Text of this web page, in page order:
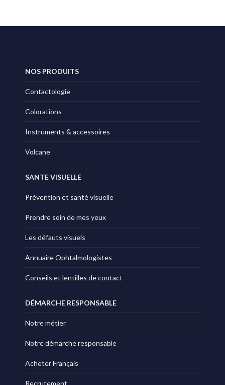
NOS PRODUITS
Contactologie
Colorations
Instruments & accessoires
Volcane
SANTE VISUELLE
Prévention et santé visuelle
Prendre soin de mes yeux
Les défauts visuels
Annuaire Ophtalmologistes
Conseils et lentilles de contact
DÉMARCHE RESPONSABLE
Notre métier
Notre démarche responsable
Acheter Français
Recrutement